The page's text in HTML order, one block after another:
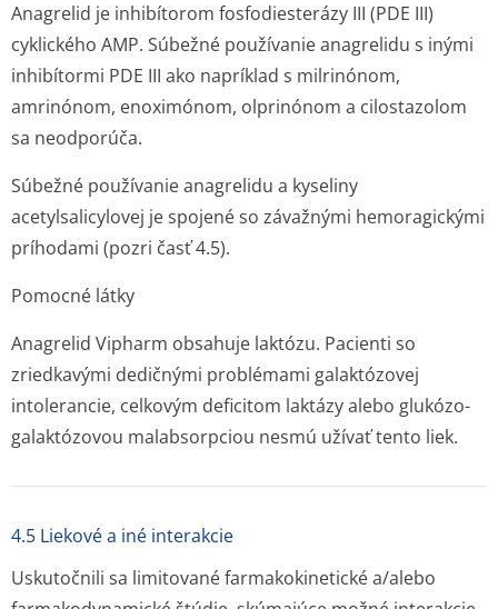
Anagrelid je inhibítorom fosfodiesterázy III (PDE III)
cyklického AMP. Súbežné používanie anagrelidu s inými
inhibítormi PDE III ako napríklad s milrinónom,
amrinónom, enoximónom, olprinónom a cilostazolom
sa neodporúča.
Súbežné používanie anagrelidu a kyseliny
acetylsalicylovej je spojené so závažnými hemoragickými
príhodami (pozri časť 4.5).
Pomocné látky
Anagrelid Vipharm obsahuje laktózu. Pacienti so
zriedkavými dedičnými problémami galaktózovej
intolerancie, celkovým deficitom laktázy alebo glukózo-
galaktózovou malabsorpciou nesmú užívať tento liek.
4.5 Liekové a iné interakcie
Uskutočnili sa limitované farmakokinetické a/alebo